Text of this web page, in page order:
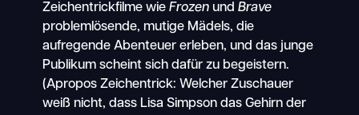
Zeichentrickfilme wie Frozenund Brave
problemlösende, mutige Mädels, die
aufregende Abenteuer erleben, und das junge
Publikum scheint sich dafür zu begeistern.
(Apropos Zeichentrick: Welcher Zuschauer
weiß nicht, dass Lisa Simpson das Gehirn der